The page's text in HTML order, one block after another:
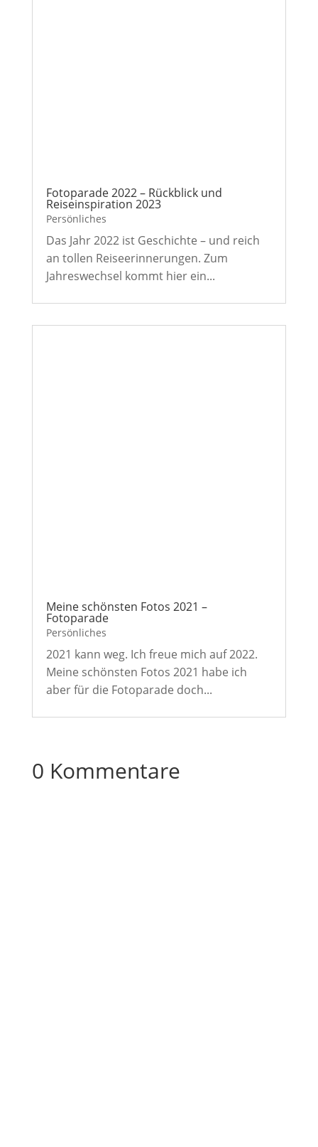
Fotoparade 2022 – Rückblick und
Reiseinspiration 2023
Persönliches
Das Jahr 2022 ist Geschichte – und reich
an tollen Reiseerinnerungen. Zum
Jahreswechsel kommt hier ein...
Meine schönsten Fotos 2021 –
Fotoparade
Persönliches
2021 kann weg. Ich freue mich auf 2022.
Meine schönsten Fotos 2021 habe ich
aber für die Fotoparade doch...
0 Kommentare